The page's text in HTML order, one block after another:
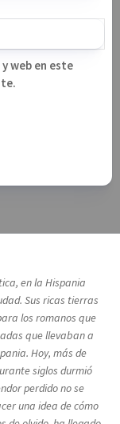
web en este
en la Hispania
Sus ricas tierras
los romanos que
que llevaban a
Hoy, más de
siglos durmió
perdido no se
una idea de cómo